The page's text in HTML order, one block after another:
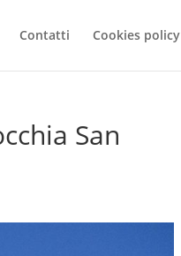
Contatti Cookies policy
San